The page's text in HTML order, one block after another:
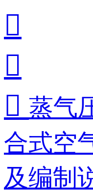


 蒸气
合式空
及编制